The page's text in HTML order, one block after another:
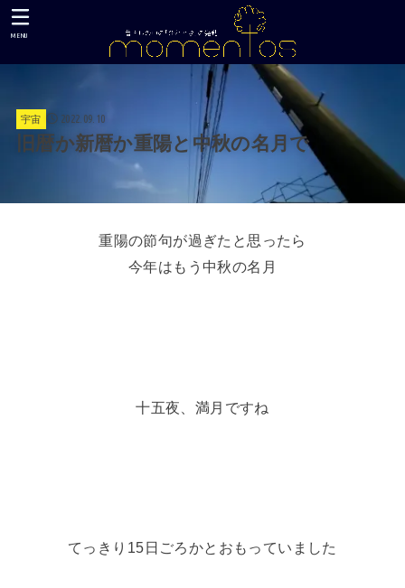
MENU
宇宙 2022.09.10
旧暦か新暦か重陽と中秋の名月で
重陽の節句が過ぎたと思ったら
今年はもう中秋の名月
十五夜、満月ですね
てっきり15日ごろかとおもっていました